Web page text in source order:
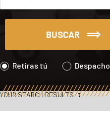
BUSCAR
Retiras tú Despacho
YOUR SEARCH RESULTS:1